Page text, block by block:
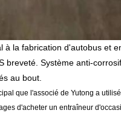
à la fabrication d'autobus et
breveté. Système anti-
au bout.
que l'associé de Yutong a
d'acheter un entraîneur